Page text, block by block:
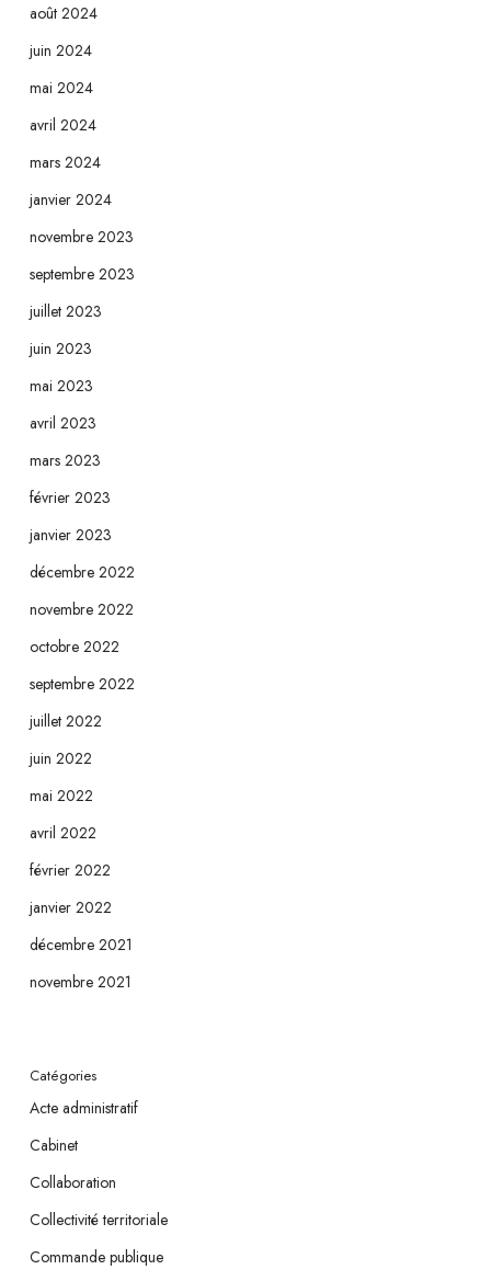
août 2024
juin 2024
mai 2024
avril 2024
mars 2024
janvier 2024
novembre 2023
septembre 2023
juillet 2023
juin 2023
mai 2023
avril 2023
mars 2023
février 2023
janvier 2023
décembre 2022
novembre 2022
octobre 2022
septembre 2022
juillet 2022
juin 2022
mai 2022
avril 2022
février 2022
janvier 2022
décembre 2021
novembre 2021
Catégories
Acte administratif
Cabinet
Collaboration
Collectivité territoriale
Commande publique